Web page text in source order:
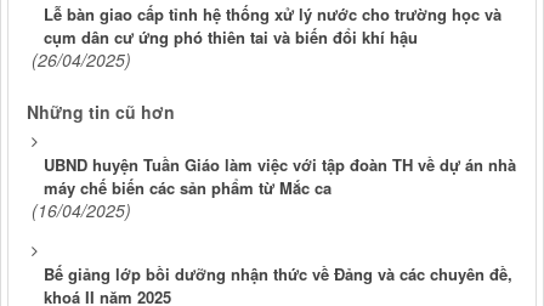
Lễ bàn giao cấp tỉnh hệ thống xử lý nước cho trường học và
cụm dân cư ứng phó thiên tai và biến đổi khí hậu
(26/04/2025)
Những tin cũ hơn
UBND huyện Tuần Giáo làm việc với tập đoàn TH về dự án nhà
máy chế biến các sản phẩm từ Mắc ca
(16/04/2025)
Bế giảng lớp bồi dưỡng nhận thức về Đảng và các chuyên đề,
khoá II năm 2025